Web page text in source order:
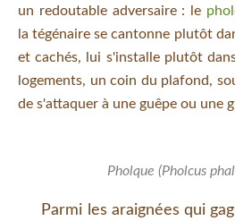
un redoutable adversaire :
le
la tégénaire se cantonne plutôt
et cachés, lui s'installe plutôt
logements, un coin du plafond,
de s'attaquer à une guêpe ou une
Pholque (Pholcus
Parmi les araignées qui